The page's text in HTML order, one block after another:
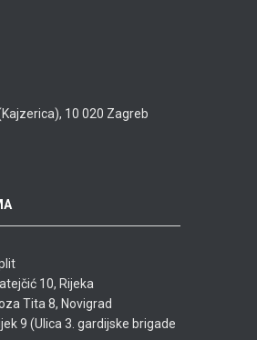
10 020 Zagreb
10, Rijeka
Tita 8, Novigrad
9 (Ulica 3. gardijske brigade